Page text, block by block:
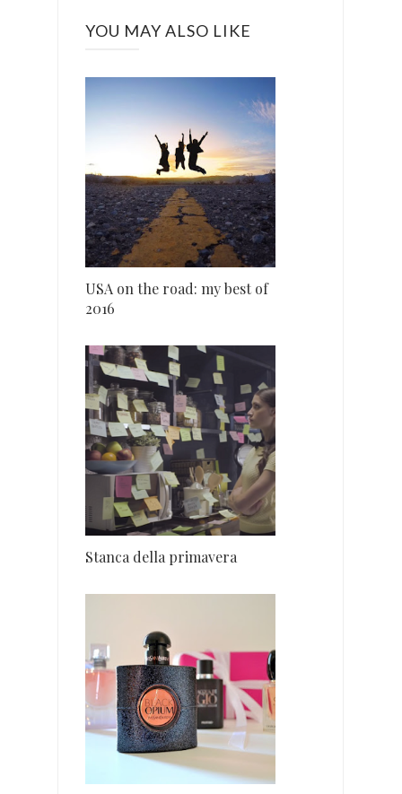
YOU MAY ALSO LIKE
USA on the road: my best of
2016
Stanca della primavera